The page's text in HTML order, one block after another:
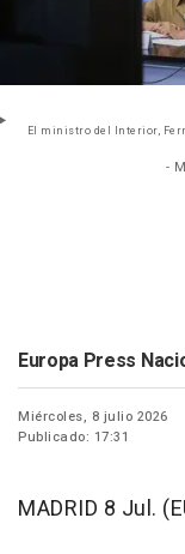
El ministro del Interior,
-
Europa Press
Miércoles, 8 julio 2026
Publicado: 17:31
MADRID 8 Jul.